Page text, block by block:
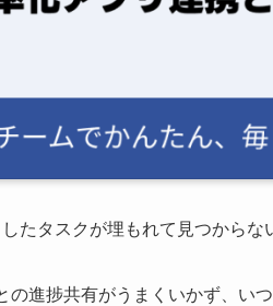
したタスクが埋もれて見つからな
の進捗共有がうまくいかず、い